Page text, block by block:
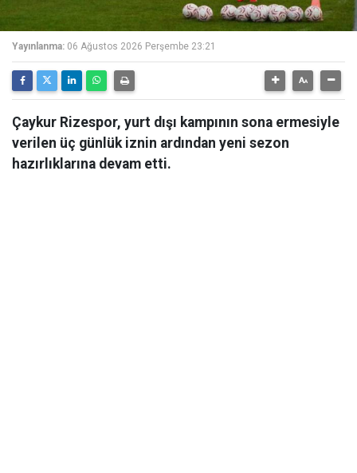
Yayınlanma: 06 Ağustos 2026 Perşembe 23:21
Çaykur Rizespor, yurt dışı kampının sona ermesiyle
verilen üç günlük iznin ardından yeni sezon
hazırlıklarına devam etti.